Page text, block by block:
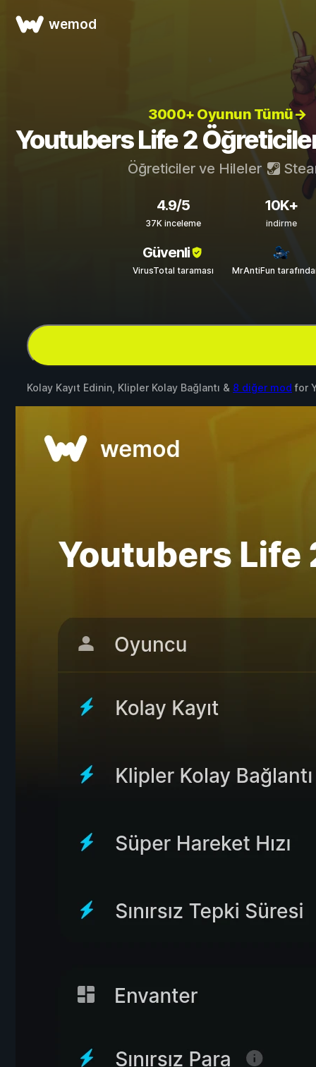
wemod
3000+ Oyunun Tümü→
Youtubers Life 2
Öğreticiler ve Hileler
4.9/5
37K inceleme
10K+
indirme
Güvenli
VirusTotal taraması MrAntiFun
Kolay Kayıt Edinin, Klipler Kolay Bağlantı & 8 diğer mod for